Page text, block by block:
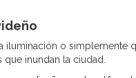
iluminación o simplemente
inundan la ciudad.